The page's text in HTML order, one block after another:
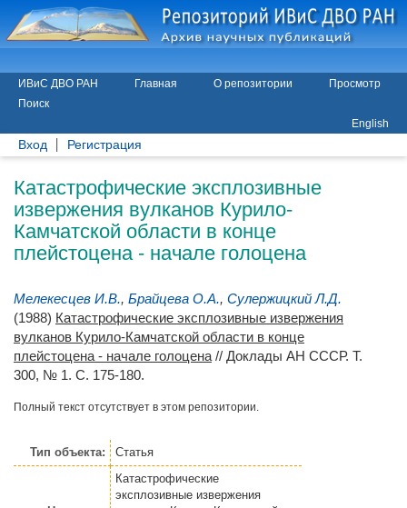
ИВиС ДВО РАН Главная О репозитории
Просмотр
Поиск
English
Вход Регистрация
Катастрофические эксплозивные
извержения вулканов Курило-
Камчатской области в конце
плейстоцена - начале голоцена
Мелекесцев И.В., Брайцева О.А., Сулержицкий Л.Д.
(1988) Катастрофические эксплозивные извержения
вулканов Курило-Камчатской области в конце
плейстоцена - начале голоцена // Доклады АН СССР. Т.
300, № 1. С. 175-180.
Полный текст отсутствует в этом репозитории.
Тип объекта: Статья
Катастрофические
эксплозивные извержения